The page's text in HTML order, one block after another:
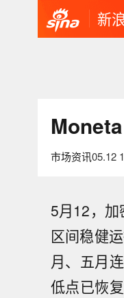
新
市场资讯05.12
5月12，
区间稳健
月、五月
低点已恢